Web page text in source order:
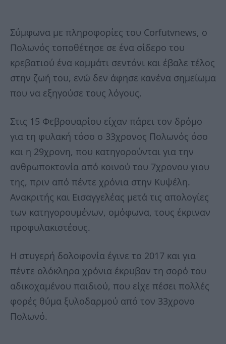
Σύμφωνα με πληροφορίες του Corfutvnews, ο
Πολωνός τοποθέτησε σε ένα σίδερο του
κρεβατιού ένα κομμάτι σεντόνι και έβαλε τέλος
στην ζωή του, ενώ δεν άφησε κανένα σημείωμα
που να εξηγούσε τους λόγους.
Στις 15 Φεβρουαρίου είχαν πάρει τον δρόμο
για τη φυλακή τόσο ο 33χρονος Πολωνός όσο
και η 29χρονη, που κατηγορούνται για την
ανθρωποκτονία από κοινού του 7χρονου γιου
της, πριν από πέντε χρόνια στην Κυψέλη.
Ανακριτής και Εισαγγελέας μετά τις απολογίες
των κατηγορουμένων, ομόφωνα, τους έκριναν
προφυλακιστέους.
Η στυγερή δολοφονία έγινε το 2017 και για
πέντε ολόκληρα χρόνια έκρυβαν τη σορό του
αδικοχαμένου παιδιού, που είχε πέσει πολλές
φορές θύμα ξυλοδαρμού από τον 33χρονο
Πολωνό.